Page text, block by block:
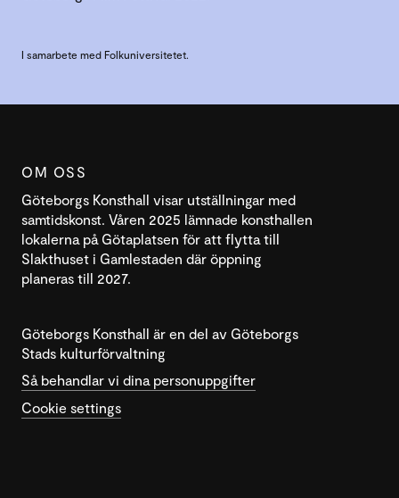
I samarbete med Folkuniversitetet.
OM OSS
Göteborgs Konsthall visar utställningar med
samtidskonst. Våren 2025 lämnade konsthallen
lokalerna på Götaplatsen för att flytta till
Slakthuset i Gamlestaden där öppning
planeras till 2027.
Göteborgs Konsthall är en del av Göteborgs
Stads kulturförvaltning
Så behandlar vi dina personuppgifter
Cookie settings